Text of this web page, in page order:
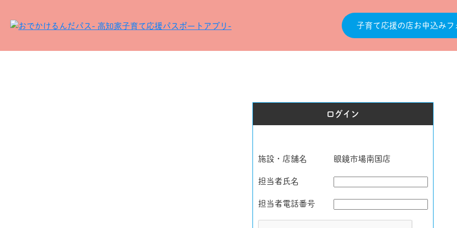
子育て応援の店お申込みフ
ログイン
施設・店舗名 眼鏡市場南国店
担当者氏名
担当者電話番号